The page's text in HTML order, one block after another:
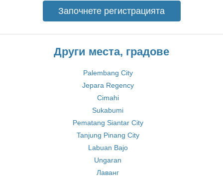
Започнете регистрацията
Други места, градове
Palembang City
Jepara Regency
Cimahi
Sukabumi
Pematang Siantar City
Tanjung Pinang City
Labuan Bajo
Ungaran
Лаванг